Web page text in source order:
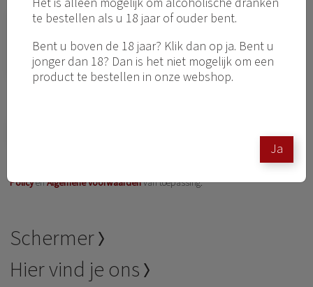
te bestellen als u 18 jaar of ouder bent.
Bent u boven de 18 jaar? Klik dan op ja. Bent u
jonger dan 18? Dan is het niet mogelijk om een
product te bestellen in onze webshop.
Ja
PolicyenAlgemene voorwaardenvan toepassing.
Schermer
Hier vind je ons